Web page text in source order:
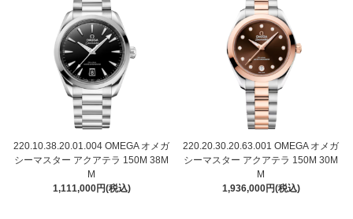
220.10.38.20.01.004 OMEGA オメガ
シーマスター アクアテラ 150M 38M
M
1,111,000円(税込)
220.20.30.20.63.001 OMEGA オメガ
シーマスター アクアテラ 150M 30M
M
1,936,000円(税込)